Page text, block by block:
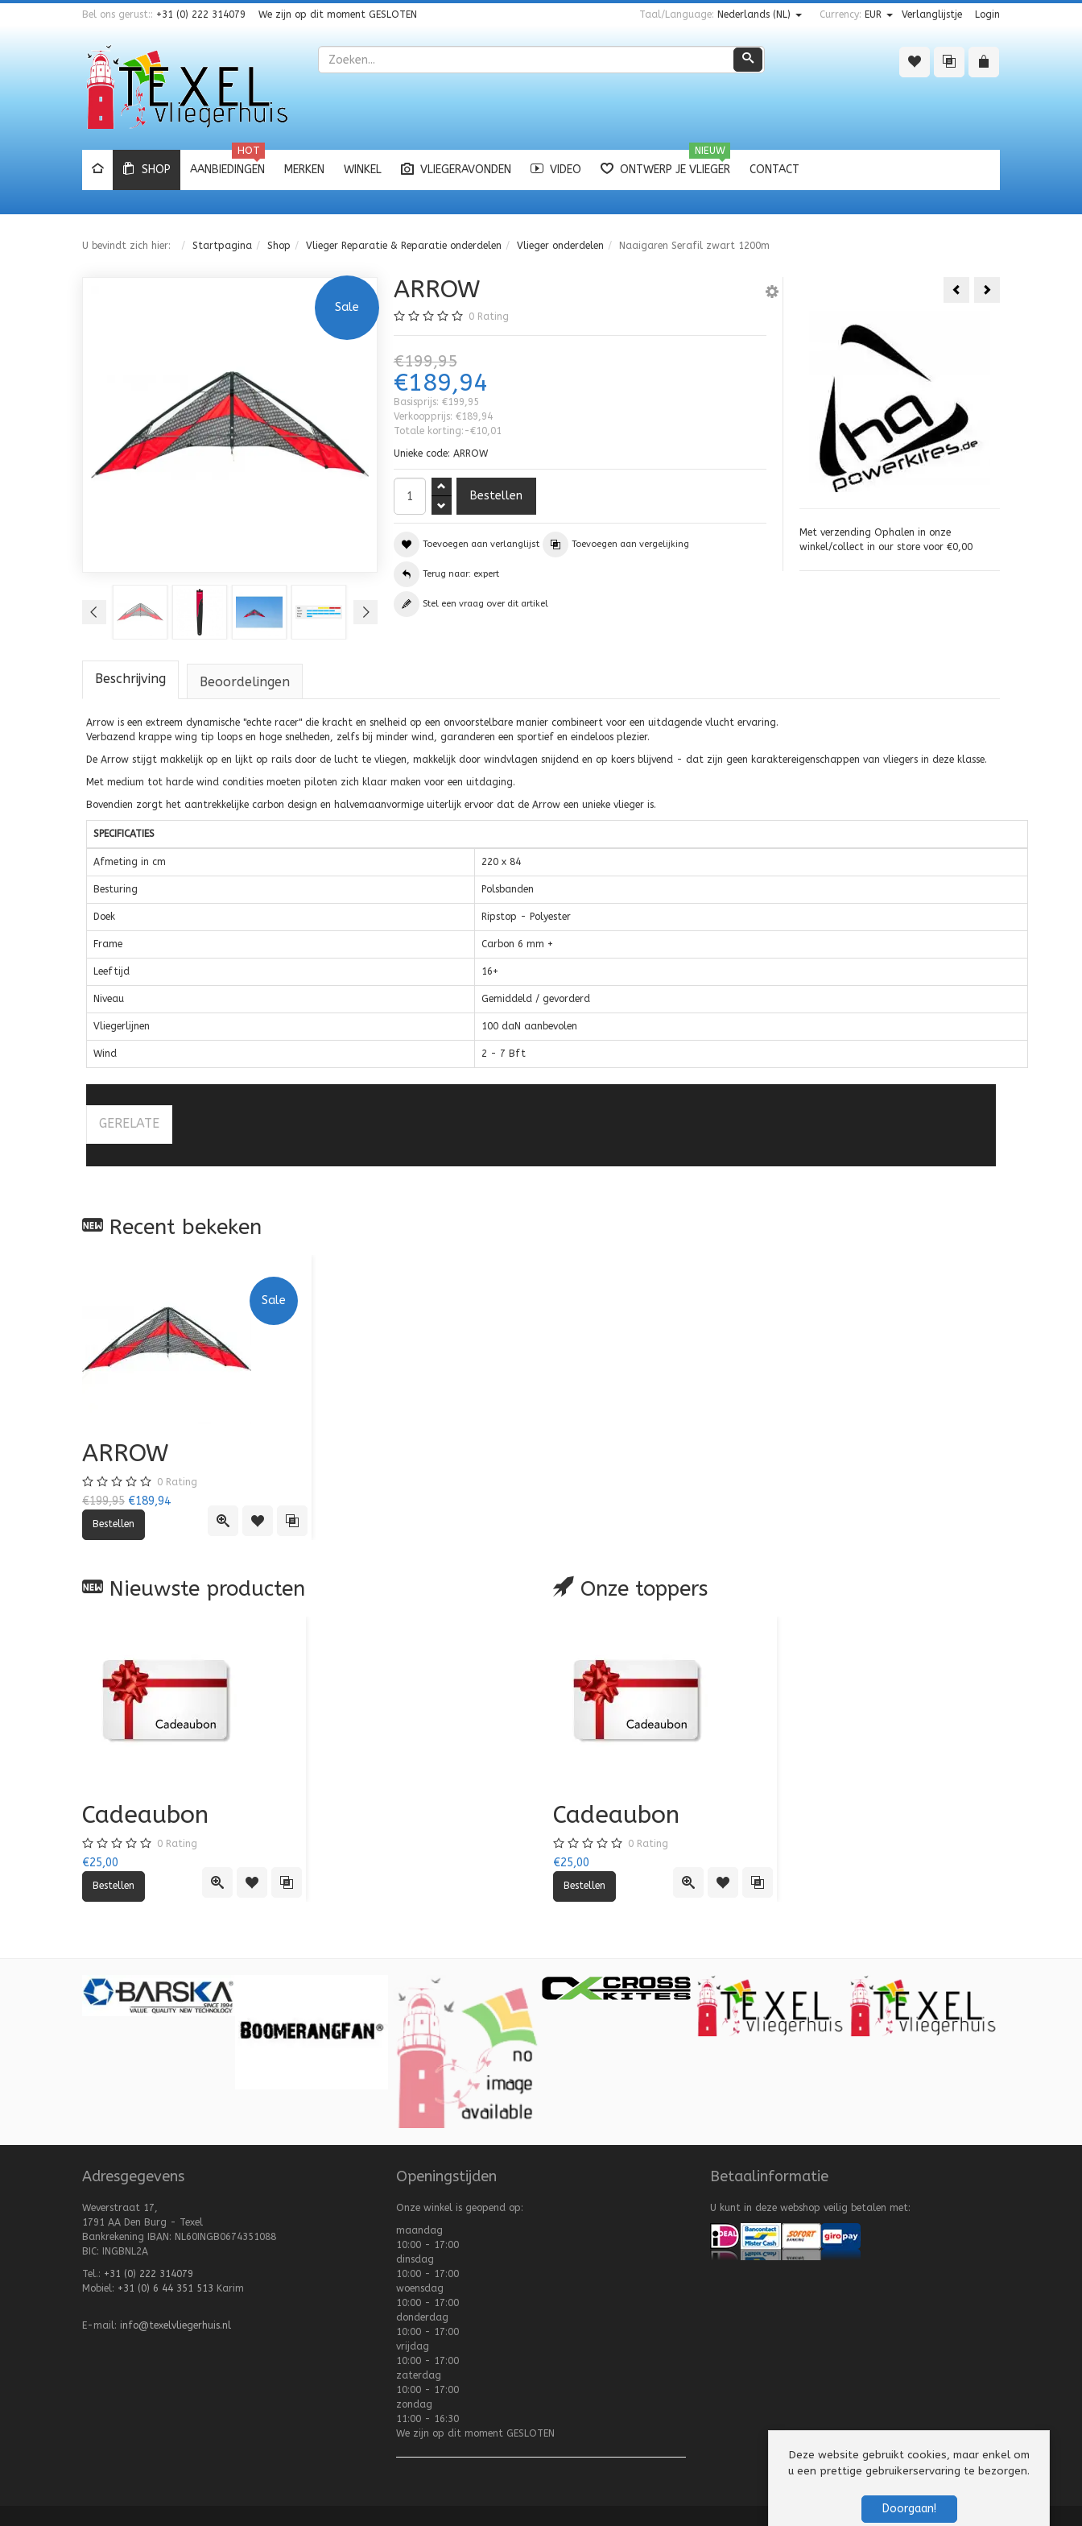
Bel ons gerust:: +31 (0) 222 314079 We zijn op dit moment GESLOTEN Verlanglijstje Login
Currency: EUR
Taal/Language: Nederlands (NL)
Zoeken
Zoeken
SHOP AANBIEDINGEN
HOT
MERKEN WINKEL VLIEGERAVONDEN VIDEO ONTWERP JE VLIEGER
NIEUW
CONTACT
U bevindt zich hier: Startpagina Shop Vlieger Reparatie & Reparatie onderdelen Vlieger onderdelen Naaigaren Serafil zwart 1200m
Sale
ARROW
0 Rating
€199,95
€189,94
Basisprijs: €199,95
Verkoopprijs: €189,94
Totale korting: -€10,01
Unieke code: ARROW
Toevoegen aan verlanglijst Toevoegen aan vergelijking
Terug naar: expert
Stel een vraag over dit artikel
elliot
Met verzending Ophalen in onze
winkel/collect in our store voor €0,00
Beschrijving Beoordelingen
Arrow is een extreem dynamische "echte racer" die kracht en snelheid op een onvoorstelbare manier combineert voor een uitdagende vlucht ervaring.
Verbazend krappe wing tip loops en hoge snelheden, zelfs bij minder wind, garanderen een sportief en eindeloos plezier.
De Arrow stijgt makkelijk op en lijkt op rails door de lucht te vliegen, makkelijk door windvlagen snijdend en op koers blijvend - dat zijn geen karaktereigenschappen van vliegers in deze klasse.
Met medium tot harde wind condities moeten piloten zich klaar maken voor een uitdaging.
Bovendien zorgt het aantrekkelijke carbon design en halvemaanvormige uiterlijk ervoor dat de Arrow een unieke vlieger is.
SPECIFICATIES
Afmeting in cm 220 x 84
Besturing Polsbanden
Doek Ripstop - Polyester
Frame Carbon 6 mm +
Leeftijd 16+
Niveau Gemiddeld / gevorderd
Vliegerlijnen 100 daN aanbevolen
Wind 2 - 7 Bft
GERELATE
Recent bekeken
Sale
Quick ViewToevoegen aan verlanglijst
Toevoegen aan vergelijking
ARROW
0 Rating
€199,95 €189,94
Nieuwste producten
Quick ViewToevoegen aan verlanglijst
Toevoegen aan vergelijking
Cadeaubon
0 Rating
€25,00
Onze toppers
Quick ViewToevoegen aan verlanglijst
Toevoegen aan vergelijking
Cadeaubon
0 Rating
€25,00
Adresgegevens
Weverstraat 17,
1791 AA Den Burg - Texel
Bankrekening IBAN: NL60INGB0674351088
BIC: INGBNL2A
Tel.: +31 (0) 222 314079
Mobiel: +31 (0) 6 44 351 513 Karim
E-mail: info@texelvliegerhuis.nl
Openingstijden
Onze winkel is geopend op:
maandag
10:00 - 17:00
dinsdag
10:00 - 17:00
woensdag
10:00 - 17:00
donderdag
10:00 - 17:00
vrijdag
10:00 - 17:00
zaterdag
10:00 - 17:00
zondag
11:00 - 16:30
We zijn op dit moment GESLOTEN
Betaalinformatie
U kunt in deze webshop veilig betalen met:
Deze website gebruikt cookies, maar enkel om
u een prettige gebruikerservaring te bezorgen.
Doorgaan!